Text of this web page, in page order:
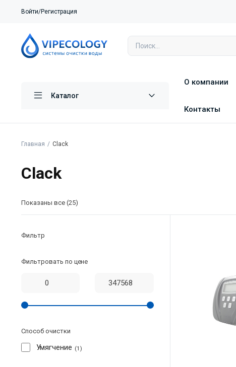
Войти/Регистрация
Каталог
О компании
Контакты
Главная Clack
Clack
Показаны все (25)
Фильтр
Фильтровать по цене
Способ очистки
Умягчение 1